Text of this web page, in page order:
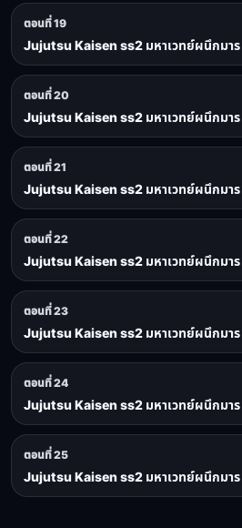
ตอนที่ 19
ตอนที่ 20
ตอนที่ 21
ตอนที่ 22
ตอนที่ 23
ตอนที่ 24
ตอนที่ 25